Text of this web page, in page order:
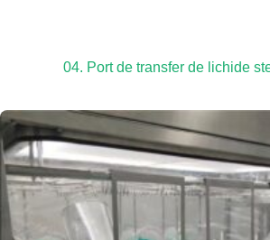
04. Port de transfer de lichide